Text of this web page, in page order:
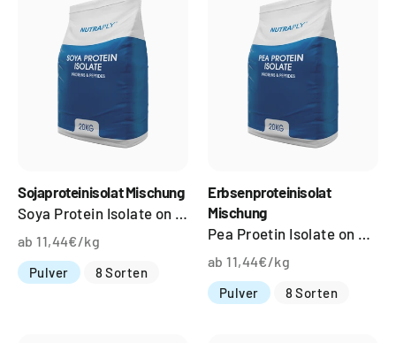
Sojaproteinisolat Mischung
Soya Protein Isolate on Sunflower Lecithine
ab 11,44€/kg
Pulver 8 Sorten
Erbsenproteinisolat
Mischung
Pea Proetin Isolate on Sunflower Lecithine
ab 11,44€/kg
Pulver 8 Sorten